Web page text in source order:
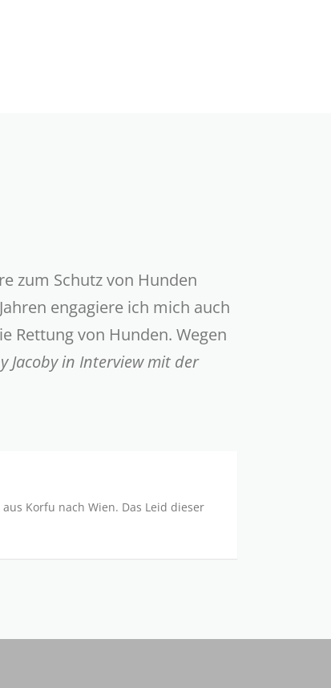
zum Schutz von Hunden
engagiere ich mich auch
Rettung von Hunden. Wegen
Jacoby in Interview mit der
Korfu nach Wien. Das Leid dieser